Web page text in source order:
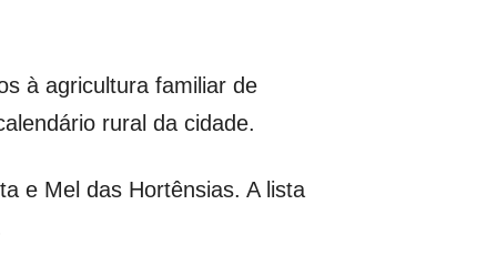
à agricultura familiar de
rural da cidade.
e Mel das Hortênsias. A lista